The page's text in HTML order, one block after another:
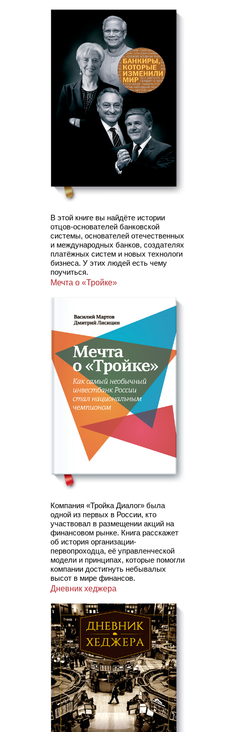
В этой книге вы найдёте истории
отцов-основателей банковской
системы, основателей отечественных
и международных банков, создателях
платёжных систем и новых технологи
бизнеса. У этих людей есть чему
поучиться.
Мечта о «Тройке»
Компания «Тройка Диалог» была
одной из первых в России, кто
участвовал в размещении акций на
финансовом рынке. Книга расскажет
об история организации-
первопроходца, её управленческой
модели и принципах, которые помогли
компании достигнуть небывалых
высот в мире финансов.
Дневник хеджера